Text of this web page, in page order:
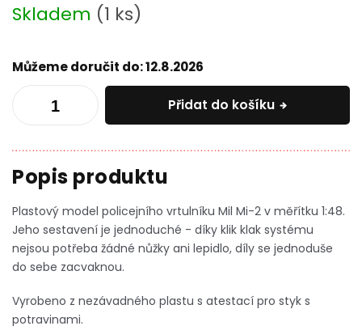
Měrná
cena:
Skladem (1 ks)
Můžeme doručit do:12.8.2026
Přidat do košíku
Plastový model policejního vrtulníku Mil Mi-2 v měřítku 1:48.
Jeho sestavení je jednoduché - díky klik klak systému
nejsou potřeba žádné nůžky ani lepidlo, díly se jednoduše
do sebe zacvaknou.
Vyrobeno z nezávadného plastu s atestací pro styk s
potravinami.